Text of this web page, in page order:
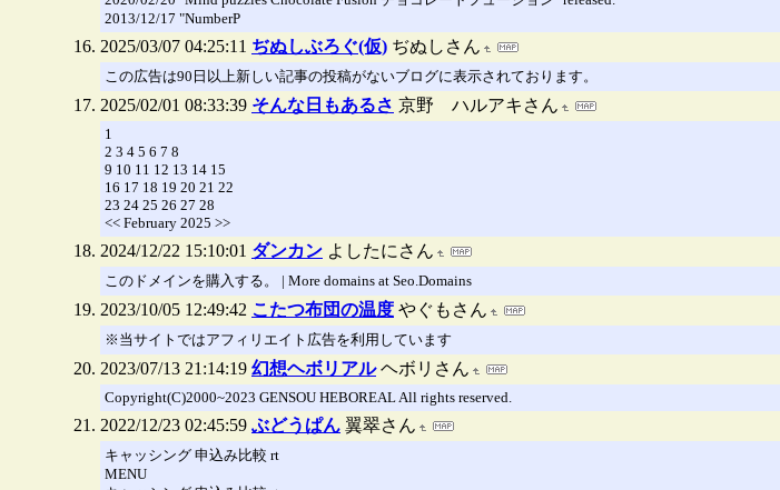
2013/12/17 "NumberP
2025/03/07 04:25:11 ぢぬしぶろぐ(仮) ぢぬしさん
この広告は90日以上新しい記事の投稿がないブログに表示されております。
2025/02/01 08:33:39 そんな日もあるさ 京野 ハルアキさん
1
2 3 4 5 6 7 8
9 10 11 12 13 14 15
16 17 18 19 20 21 22
23 24 25 26 27 28
<< February 2025 >>
2024/12/22 15:10:01 ダンカン よしたにさん
このドメインを購入する。 | More domains at Seo.Domains
2023/10/05 12:49:42 こたつ布団の温度 やぐもさん
※当サイトではアフィリエイト広告を利用しています
2023/07/13 21:14:19 幻想ヘボリアル ヘボリさん
Copyright(C)2000~2023 GENSOU HEBOREAL All rights reserved.
2022/12/23 02:45:59 ぶどうぱん 翼翠さん
キャッシング 申込み比較 rt
MENU